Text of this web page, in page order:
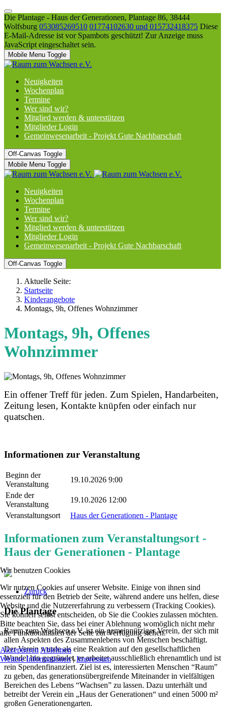
Die Plantage - Haus der Generationen, Plantage 86, 38444
Wolfsburg 053085269510 01774102630 und 015732418375 Diese
E-Mail-Adresse ist vor Spambots geschützt! Zur Anzeige muss
JavaScript eingeschaltet sein.
Mobile Menu Toggle
Neuigkeiten
Wochenplan
Termine
Wer sind wir?
Mitglied werden & unterstützen
Mitglieder Login
Gemeinwesenarbeit - Projekt Gute Nachbarschaft
Off-Canvas Toggle
Mobile Menu Toggle
Neuigkeiten
Wochenplan
Termine
Wer sind wir?
Mitglied werden & unterstützen
Mitglieder Login
Gemeinwesenarbeit - Projekt Gute Nachbarschaft
Off-Canvas Toggle
Aktuelle Seite:
Startseite
Kinderangebote
Montags, 9h, Offenes Wohnzimmer
Montags, 9h, Offenes
Wohnzimmer
Ein offener Treff für jeden. Zum Spielen, Handarbeiten,
Zeitung lesen, Kontakte knüpfen oder einfach nur
quatschen.
Informationen zur Veranstaltung
Beginn der
Veranstaltung
19.10.2026 9:00
Ende der
Veranstaltung
19.10.2026 12:00
Veranstaltungsort
Haus der Generationen - Plantage
Informationen zum Veranstaltungsort -
Haus der Generationen - Plantage
Zurück
Die Plantage
Raum zum Wachsen e.V. ist ein gemeinnütziger Verein, der sich mit
allen Aspekten des Zusammenlebens von Menschen beschäftigt.
Der Verein wurde als eine Reaktion auf den gesellschaftlichen
Wandel hin gegründet, er arbeitet ausschließlich ehrenamtlich und ist
rein Spendenfinanziert. Ziel ist es, interessierten Menschen “Raum”
zu geben, das generationsübergreifende Miteinander in vielfältigen
Bereichen des Lebens “Wachsen” zu lassen. Dazu unterhält und
betreibt der Verein ein „Haus der Generationen“ und einen 5000 m²
großen Generationengarten.
Wir benutzen Cookies
Wir nutzen Cookies auf unserer Website. Einige von ihnen sind
essenziell für den Betrieb der Seite, während andere uns helfen, diese
Website und die Nutzererfahrung zu verbessern (Tracking Cookies).
Sie können selbst entscheiden, ob Sie die Cookies zulassen möchten.
Bitte beachten Sie, dass bei einer Ablehnung womöglich nicht mehr
alle Funktionalitäten der Seite zur Verfügung stehen.
Akzeptieren Ablehnen
Weitere Informationen|Impressum